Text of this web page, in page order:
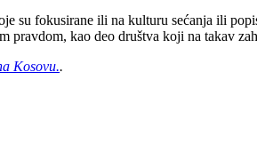
su fokusirane ili na kulturu sećanja ili
pravdom, kao deo društva koji na takav
Kosovu..